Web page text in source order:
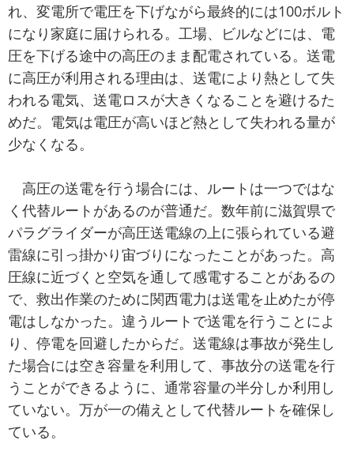
れ、変電所で電圧を下げながら最終的には100ボルト
になり家庭に届けられる。工場、ビルなどには、電
圧を下げる途中の高圧のまま配電されている。送電
に高圧が利用される理由は、送電により熱として失
われる電気、送電ロスが大きくなることを避けるた
めだ。電気は電圧が高いほど熱として失われる量が
少なくなる。
高圧の送電を行う場合には、ルートは一つではな
く代替ルートがあるのが普通だ。数年前に滋賀県で
パラグライダーが高圧送電線の上に張られている避
雷線に引っ掛かり宙づりになったことがあった。高
圧線に近づくと空気を通して感電することがあるの
で、救出作業のために関西電力は送電を止めたが停
電はしなかった。違うルートで送電を行うことによ
り、停電を回避したからだ。送電線は事故が発生し
た場合には空き容量を利用して、事故分の送電を行
うことができるように、通常容量の半分しか利用し
ていない。万が一の備えとして代替ルートを確保し
ている。